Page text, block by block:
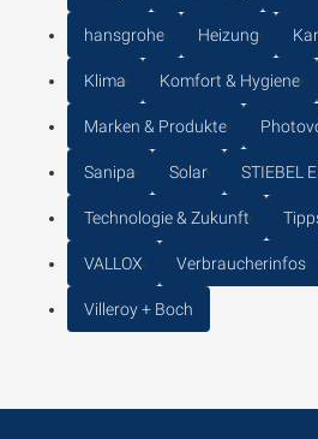
hansgrohe Heizung
Klima Komfort & Hygiene
Marken & Produkte
Sanipa Solar STIEBEL
Technologie & Zukunft
VALLOX Verbraucherinfos
Villeroy + Boch